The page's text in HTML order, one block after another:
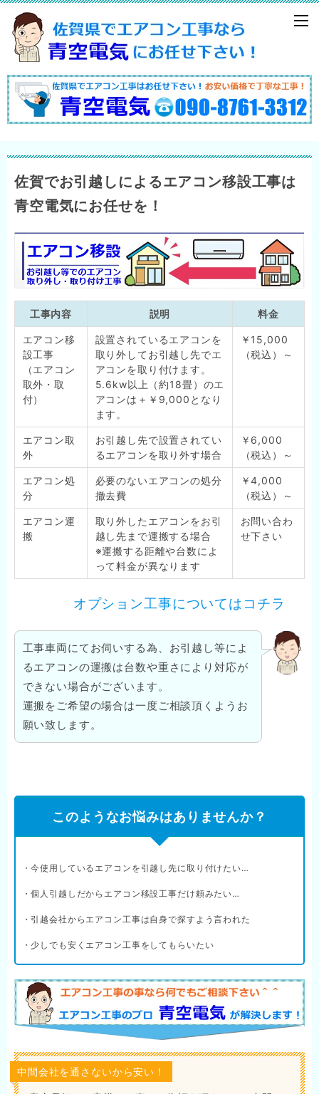
佐賀でお引越しによるエアコン移設工事は
青空電気にお任せを！
工事内容 説明 料金
エアコン移
設工事
（エアコン
取外・取
付）
設置されているエアコンを
取り外してお引越し先でエ
アコンを取り付けます。
5.6kw以上（約18畳）のエ
アコンは＋￥9,000となり
ます。
￥15,000
（税込）～
エアコン取
外
お引越し先で設置されてい
るエアコンを取り外す場合
￥6,000
（税込）～
エアコン処
分
必要のないエアコンの処分
撤去費
￥4,000
（税込）～
エアコン運
搬
取り外したエアコンをお引
越し先まで運搬する場合
※運搬する距離や台数によ
って料金が異なります
お問い合わ
せ下さい
オプション工事についてはコチラ
工事車両にてお伺いする為、お引越し等によ
るエアコンの運搬は台数や重さにより対応が
できない場合がございます。
運搬をご希望の場合は一度ご相談頂くようお
願い致します。
このようなお悩みはありませんか？
・今使用しているエアコンを引越し先に取り付けたい…
・個人引越しだからエアコン移設工事だけ頼みたい…
・引越会社からエアコン工事は自身で探すよう言われた
・少しでも安くエアコン工事をしてもらいたい
中間会社を通さないから安い！